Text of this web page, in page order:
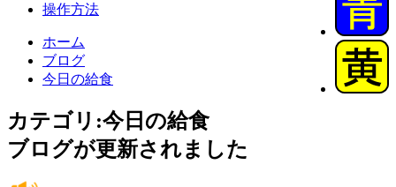
操作方法
ホーム
ブログ
今日の給食
カテゴリ:今日の給食
ブログが更新されました